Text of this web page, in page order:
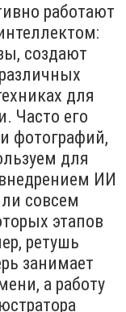
работают
создают
для
Часто его
фотографий,
для
ИИ
совсем
этапов
ретушь
занимает
а работу